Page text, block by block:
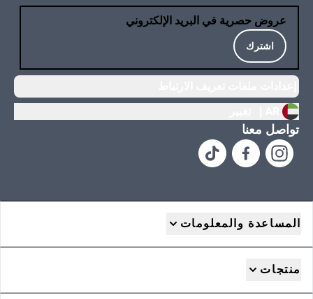
عروض حصرية في البريد الإلكتروني
اشترك
تواصل معنا
المساعدة والمعلومات
منتجات